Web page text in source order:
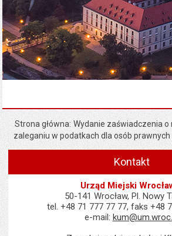
Strona główna Wydanie zaświadczenia o
zaleganiu w podatkach dla osób
Kontakt
Urząd Miejski
50-141 Wrocław, Pl. Nowy
tel. +48 71 777 77 77, faks +48
e-mail: